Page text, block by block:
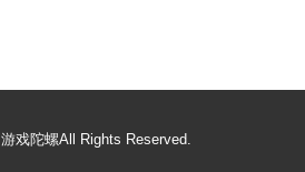
游戏陀螺All Rights Reserved.